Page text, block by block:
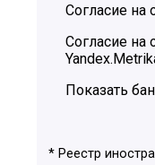
Согласие на
Согласие
Показать
* Реестр